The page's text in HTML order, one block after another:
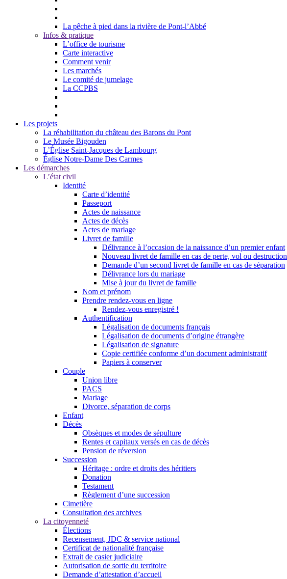
La pêche à pied dans la rivière de Pont-l’Abbé
Infos & pratique
L’office de tourisme
Carte interactive
Comment venir
Les marchés
Le comité de jumelage
La CCPBS
Les projets
La réhabilitation du château des Barons du Pont
Le Musée Bigouden
L’Église Saint-Jacques de Lambourg
Église Notre-Dame Des Carmes
Les démarches
L’état civil
Identité
Carte d’identité
Passeport
Actes de naissance
Actes de décès
Actes de mariage
Livret de famille
Délivrance à l’occasion de la naissance d’un premier enfant
Nouveau livret de famille en cas de perte, vol ou destruction
Demande d’un second livret de famille en cas de séparation
Délivrance lors du mariage
Mise à jour du livret de famille
Nom et prénom
Prendre rendez-vous en ligne
Rendez-vous enregistré !
Authentification
Légalisation de documents français
Légalisation de documents d’origine étrangère
Légalisation de signature
Copie certifiée conforme d’un document administratif
Papiers à conserver
Couple
Union libre
PACS
Mariage
Divorce, séparation de corps
Enfant
Décès
Obsèques et modes de sépulture
Rentes et capitaux versés en cas de décès
Pension de réversion
Succession
Héritage : ordre et droits des héritiers
Donation
Testament
Règlement d’une succession
Cimetière
Consultation des archives
La citoyenneté
Élections
Recensement, JDC & service national
Certificat de nationalité française
Extrait de casier judiciaire
Autorisation de sortie du territoire
Demande d’attestation d’accueil